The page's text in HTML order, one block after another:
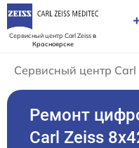
Сервисный центр Carl Zeissв
Красноярске
Сервисный центр Carl
Ремонт
Carl Zeiss